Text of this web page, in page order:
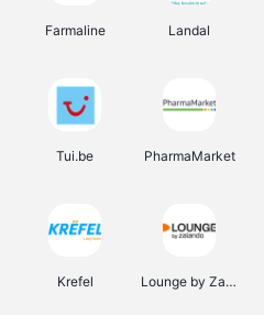
Farmaline Landal
Tui.be PharmaMarket
Krefel Lounge by Zalando